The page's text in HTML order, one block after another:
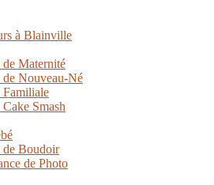
à Blainville
de Maternité
de Nouveau-Né
Familiale
Smash
de Boudoir
de Photo